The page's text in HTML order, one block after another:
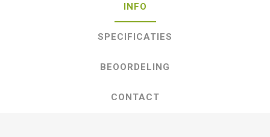
INFO
SPECIFICATIES
BEOORDELING
CONTACT